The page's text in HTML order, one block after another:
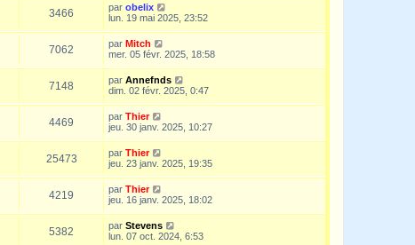
3466 par obelix
lun. 19 mai 2025, 23:52
7062 par Mitch
mer. 05 févr. 2025, 18:58
7148 par Annefnds
dim. 02 févr. 2025, 0:47
4469 par Thier
jeu. 30 janv. 2025, 10:27
25473 par Thier
jeu. 23 janv. 2025, 19:35
4219 par Thier
jeu. 16 janv. 2025, 18:02
5382 par Stevens
lun. 07 oct. 2024, 6:53